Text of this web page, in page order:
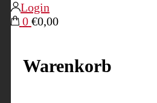
Login
0 €0,00
Warenkorb